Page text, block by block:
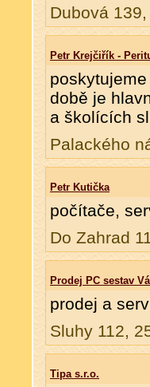
Dubová
Petr Krejčiřík -
době je
a školících
Palackého
Petr Kutička
počítače,
Do Zahrad
Prodej PC sestav
prodej a
Sluhy 112,
Tipa s.r.o.